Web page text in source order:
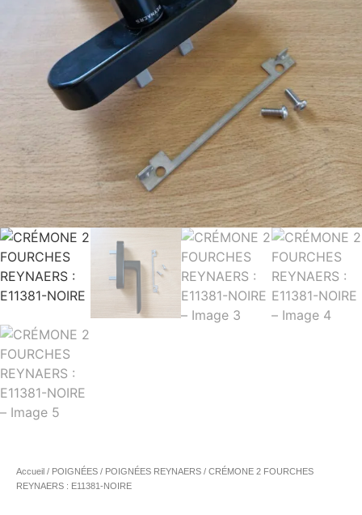
Accueil / POIGNÉES / POIGNÉES REYNAERS / CRÉMONE 2 FOURCHES
REYNAERS : E11381-NOIRE